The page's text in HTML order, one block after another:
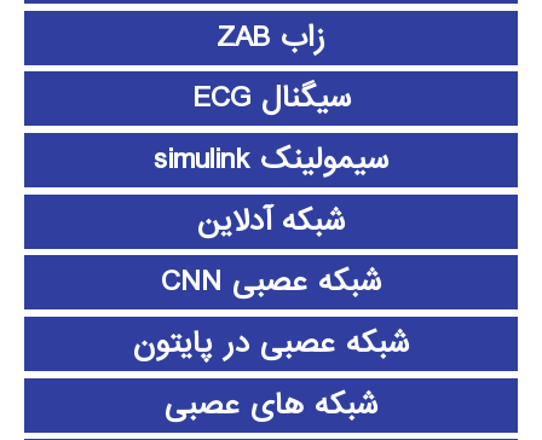
زاب ZAB
سیگنال ECG
سیمولینک simulink
شبکه آدلاین
شبکه عصبی CNN
شبکه عصبی در پایتون
شبکه های عصبی